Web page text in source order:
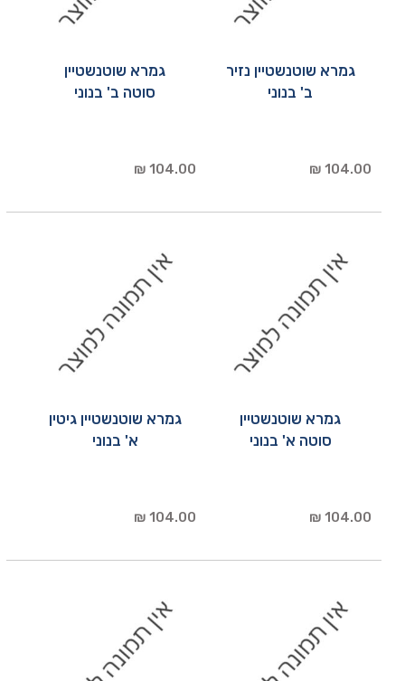
גמרא שוטנשטיין נזיר
ב' בנוני
104.00 ₪
גמרא שוטנשטיין
סוטה ב' בנוני
104.00 ₪
גמרא שוטנשטיין
סוטה א' בנוני
104.00 ₪
גמרא שוטנשטיין גיטין
א' בנוני
104.00 ₪